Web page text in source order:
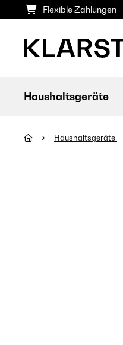
Flexible Zahlungen
Haushaltsgeräte
Haushaltsgeräte